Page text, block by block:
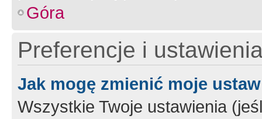
Góra
Preferencje i
Jak mogę zmienić moje
Wszystkie Twoje ustawienia